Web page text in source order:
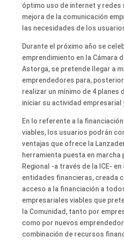
óptimo uso de internet y redes
mejora de la comunicación
las necesidades de los
Durante el próximo año se
emprendimiento en la Cámara
Astorga, se pretende llegar a
emprendedores para,
realizar un mínimo de 4 planes
iniciar su actividad empresarial
En lo referente a la
viables, los usuarios podrán
ventajas que ofrece la
herramienta puesta en marcha
Regional -a través de la ICE-
entidades financieras, creada
acceso a la financiación a
empresariales viables que
la Comunidad, tanto por
como por nuevos
combinación de recursos